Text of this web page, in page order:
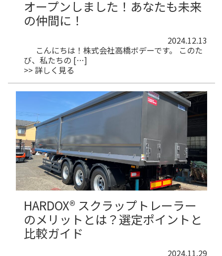
オープンしました！あなたも未来
の仲間に！
2024.12.13
こんにちは！株式会社高橋ボデーです。 このた
び、私たちの […]
>> 詳しく見る
HARDOX®︎ スクラップトレーラー
のメリットとは？選定ポイントと
比較ガイド
2024.11.29